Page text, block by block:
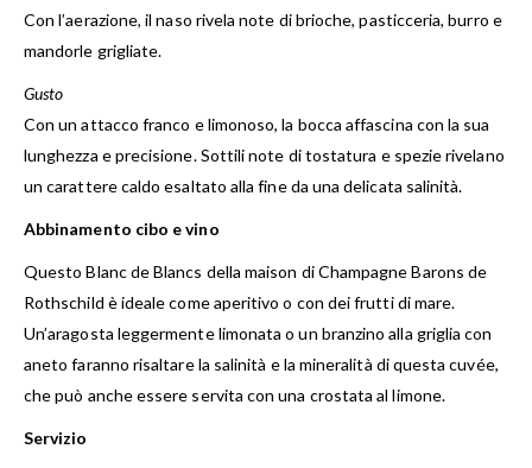
Con l’aerazione, il naso rivela note di brioche, pasticceria, burro e
mandorle grigliate.
Gusto
Con un attacco franco e limonoso, la bocca affascina con la sua
lunghezza e precisione. Sottili note di tostatura e spezie rivelano
un carattere caldo esaltato alla fine da una delicata salinità.
Abbinamento cibo e vino
Questo Blanc de Blancs della maison di Champagne Barons de
Rothschild è ideale come aperitivo o con dei frutti di mare.
Un’aragosta leggermente limonata o un branzino alla griglia con
aneto faranno risaltare la salinità e la mineralità di questa cuvée,
che può anche essere servita con una crostata al limone.
Servizio